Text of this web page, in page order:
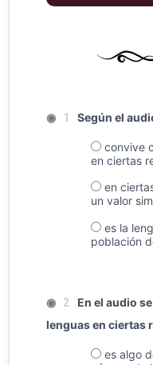
◉ 1 Según el
convive
en ciertas
en
un valor
es la
población
◉ 2
En el audio
lenguas en ciertas
es algo